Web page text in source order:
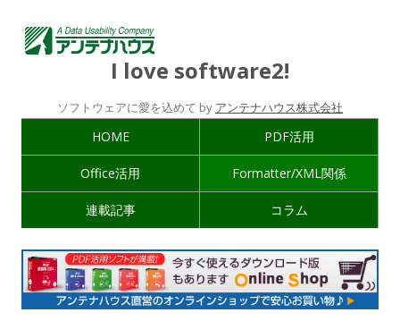
I love software2!
ソフトウェアに愛を込めて by アンテナハウス株式会社
HOME PDF活用
Office活用 Formatter/XML関係
連載記事 コラム